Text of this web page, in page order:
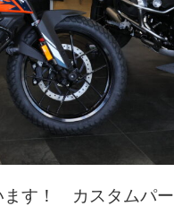
す！ カスタムパ